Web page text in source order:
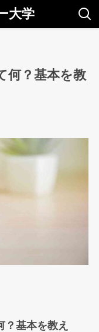
大学
何？基本を教
？基本を教え